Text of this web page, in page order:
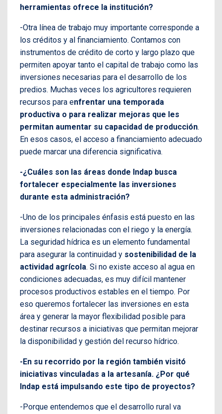
herramientas ofrece la institución?
-Otra línea de trabajo muy importante corresponde a
los créditos y al financiamiento. Contamos con
instrumentos de crédito de corto y largo plazo que
permiten apoyar tanto el capital de trabajo como las
inversiones necesarias para el desarrollo de los
predios. Muchas veces los agricultores requieren
recursos para enfrentar una temporada
productiva o para realizar mejoras que les
permitan aumentar su capacidad de producción.
En esos casos, el acceso a financiamiento adecuado
puede marcar una diferencia significativa.
-¿Cuáles son las áreas donde Indap busca
fortalecer especialmente las inversiones
durante esta administración?
-Uno de los principales énfasis está puesto en las
inversiones relacionadas con el riego y la energía.
La seguridad hídrica es un elemento fundamental
para asegurar la continuidad y sostenibilidad de la
actividad agrícola. Si no existe acceso al agua en
condiciones adecuadas, es muy difícil mantener
procesos productivos estables en el tiempo. Por
eso queremos fortalecer las inversiones en esta
área y generar la mayor flexibilidad posible para
destinar recursos a iniciativas que permitan mejorar
la disponibilidad y gestión del recurso hídrico.
-En su recorrido por la región también visitó
iniciativas vinculadas a la artesanía. ¿Por qué
Indap está impulsando este tipo de proyectos?
-Porque entendemos que el desarrollo rural va